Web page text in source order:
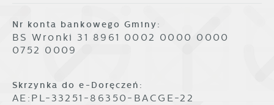
Nr konta bankowego Gminy:
BS Wronki 31 8961 0002 0000 0000
0752 0009
Skrzynka do e-Doręczeń:
AE:PL-33251-86350-BACGE-22